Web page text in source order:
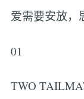
爱需要安放，
01
TWO